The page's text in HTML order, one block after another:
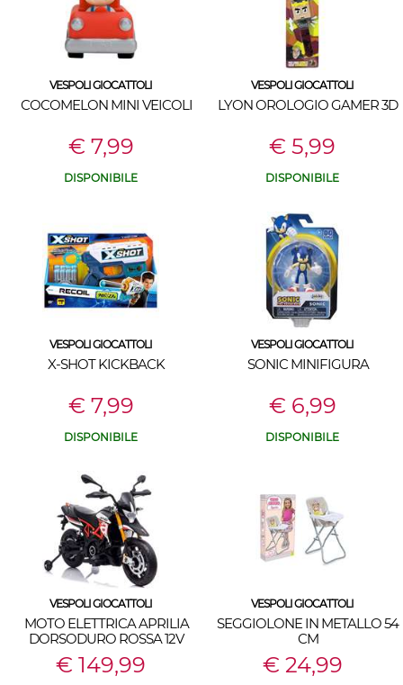
VESPOLI GIOCATTOLI
COCOMELON MINI VEICOLI
€ 7,99
DISPONIBILE
VESPOLI GIOCATTOLI
LYON OROLOGIO GAMER 3D
€ 5,99
DISPONIBILE
VESPOLI GIOCATTOLI
X-SHOT KICKBACK
€ 7,99
DISPONIBILE
VESPOLI GIOCATTOLI
SONIC MINIFIGURA
€ 6,99
DISPONIBILE
VESPOLI GIOCATTOLI
MOTO ELETTRICA APRILIA
DORSODURO ROSSA 12V
€ 149,99
VESPOLI GIOCATTOLI
SEGGIOLONE IN METALLO 54
CM
€ 24,99